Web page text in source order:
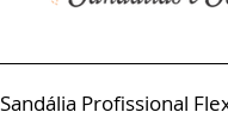
Sandália Profissional